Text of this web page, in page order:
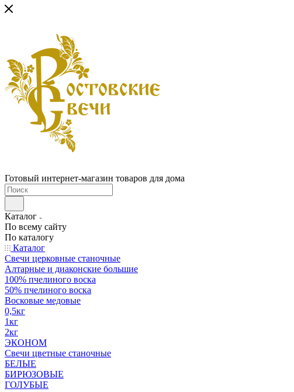
Готовый интернет-магазин товаров для дома
Каталог
По всему сайту
По каталогу
Каталог
Свечи церковные станочные
Алтарные и диаконские большие
100% пчелиного воска
50% пчелиного воска
Восковые медовые
0,5кг
1кг
2кг
ЭКОНОМ
Свечи цветные станочные
БЕЛЫЕ
БИРЮЗОВЫЕ
ГОЛУБЫЕ